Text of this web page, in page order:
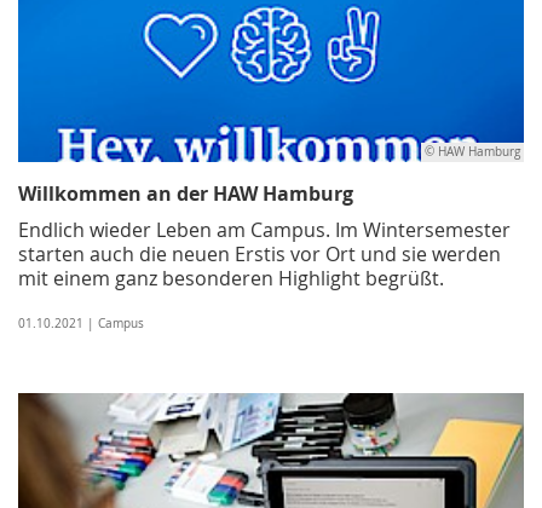
© HAW Hamburg
Willkommen an der HAW Hamburg
Endlich wieder Leben am Campus. Im Wintersemester
starten auch die neuen Erstis vor Ort und sie werden
mit einem ganz besonderen Highlight begrüßt.
01.10.2021 | Campus